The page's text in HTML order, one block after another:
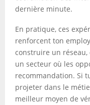
dernière minute.
En pratique, ces
renforcent ton
construire un
un secteur où les
recommandation. Si
projeter dans le
meilleur moyen de